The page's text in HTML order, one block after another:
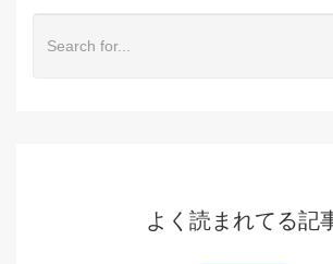
よく読まれてる記